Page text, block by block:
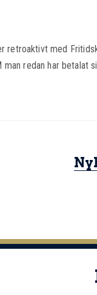
retroaktivt med
redan har betalat